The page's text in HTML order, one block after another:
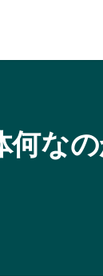
なの